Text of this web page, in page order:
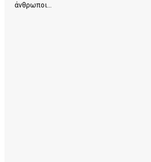
άνθρωποι...